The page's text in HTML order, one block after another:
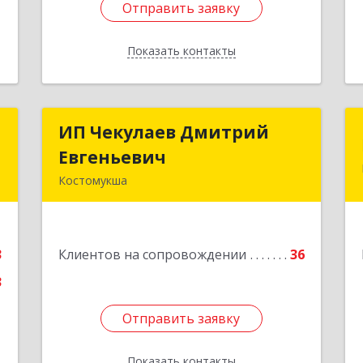
Отправить заявку
Показать контакты
Отправить заявку
Назад
ИП Чекулаев Дмитрий
Евгеньевич
Костомукша
Клиентов на сопровождении 36
Отправить заявку
ИП Чекулаев Дмитрий
Отправить заявку